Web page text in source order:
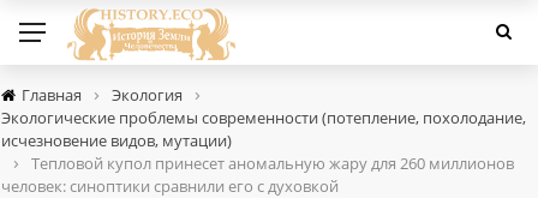
Главная › Экология ›
Экологические проблемы современности (потепление, похолодание,
исчезновение видов, мутации)
›
Тепловой купол принесет аномальную жару для 260 миллионов
человек: синоптики сравнили его с духовкой